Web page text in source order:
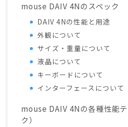
mouse DAIV 4Nのスペック
DAIV 4Nの性能と用途
外観について
サイズ・重量について
液晶について
キーボードについて
インターフェースについて
mouse DAIV 4Nの各種性能
ク）